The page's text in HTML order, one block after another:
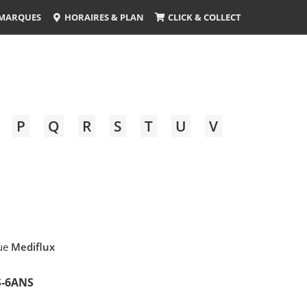
HORAIRES & PLAN CLICK & COLLECT
P Q R S T U
V
Mediflux
6ANS